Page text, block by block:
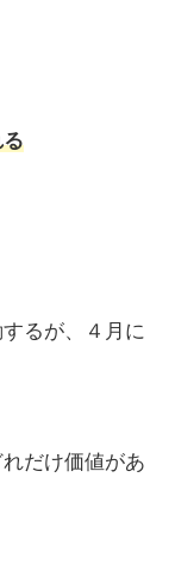
るが、４月に
だけ価値があ